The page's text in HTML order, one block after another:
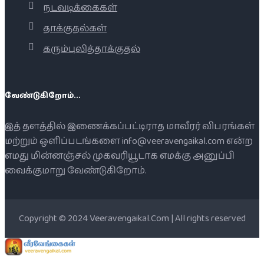
நடவடிக்கைகள்
தாக்குதல்கள்
கரும்புலித்தாக்குதல்
வேண்டுகிறோம்...
இத் தளத்தில் இணைக்கப்பட்டிராத மாவீரர் விபரங்கள்
மற்றும் ஒளிப்படங்களை info@veeravengaikal.com என்ற
எமது மின்னஞ்சல் முகவரியூடாக எமக்கு அனுப்பி
வைக்குமாறு வேண்டுகிறோம்.
Copyright © 2024 Veeravengaikal.Com | All rights reserved